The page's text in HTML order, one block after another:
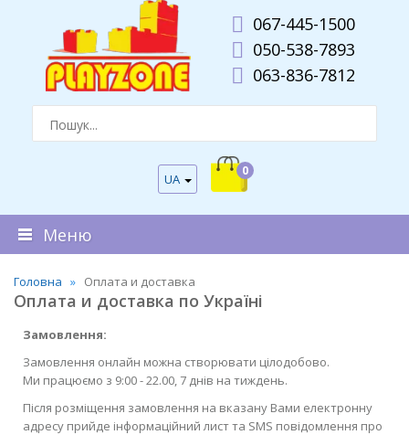
067-445-1500
050-538-7893
063-836-7812
UA
0
Меню
Головна Оплата и доставка
Оплата и доставка по Україні
Замовлення:
Замовлення онлайн можна створювати цілодобово.
Ми працюємо з 9:00 - 22.00, 7 днів на тиждень.
Після розміщення замовлення на вказану Вами електронну
адресу прийде інформаційний лист та SMS повідомлення про